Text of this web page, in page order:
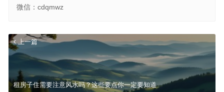
微信：cdqmwz
上一篇
租房子住需要注意风水吗？这些要点你一定要知道